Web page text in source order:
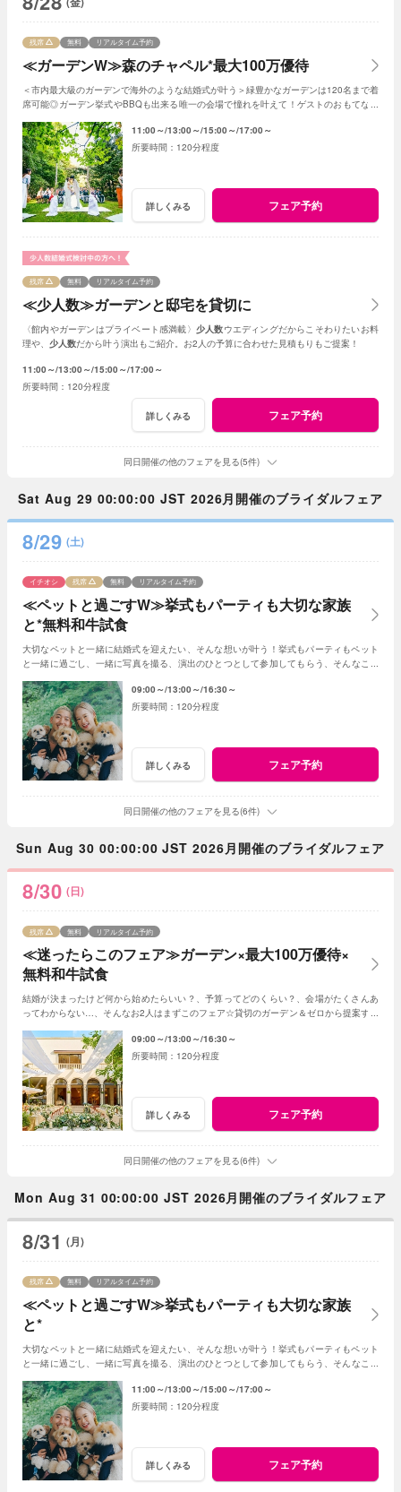
≪ガーデンW≫森のチャペル*最大100万優待
残席 無料 リアルタイム予約
＜市内最大級のガーデンで海外のような結婚式が叶う＞緑豊かなガーデンは120名まで着
席可能◎ガーデン挙式やBBQも出来る唯一の会場で憧れを叶えて！ゲストのおもてなし
11:00～ 13:00～ 15:00～ 17:00～
120分程度
詳しくみる フェア予約
≪少人数≫ガーデンと邸宅を貸切に
残席 無料 リアルタイム予約
〈館内やガーデンはプライベート感満載〉 少人数ウエディングだからこそわりたいお料
理や、 少人数だから叶う演出もご紹介。お2人の予算に合わせた見積もりもご提案！
11:00～ 13:00～ 15:00～ 17:00～
120分程度
詳しくみる フェア予約
同日開催の他のフェアを見る(5件)
Sat Aug 29 00:00:00 JST 2026月開催のブライダルフェア
8/29 (土)
≪ペットと過ごすW≫挙式もパーティも大切な家族
と*無料和牛試食
イチオシ 残席 無料 リアルタイム予約
大切なペットと一緒に結婚式を迎えたい、そんな想いが叶う！挙式もパーティもペット
と一緒に過ごし、一緒に写真を撮る、演出のひとつとして参加してもらう、そんなこと
09:00～ 13:00～ 16:30～
120分程度
詳しくみる フェア予約
同日開催の他のフェアを見る(6件)
Sun Aug 30 00:00:00 JST 2026月開催のブライダルフェア
8/30 (日)
≪迷ったらこのフェア≫ガーデン×最大100万優待×
無料和牛試食
残席 無料 リアルタイム予約
結婚が決まったけど何から始めたらいい？、予算ってどのくらい？、会場がたくさんあ
ってわからない…、そんなお2人はまずこのフェア☆貸切のガーデン＆ゼロから提案する
09:00～ 13:00～ 16:30～
120分程度
詳しくみる フェア予約
同日開催の他のフェアを見る(6件)
Mon Aug 31 00:00:00 JST 2026月開催のブライダルフェア
8/31 (月)
≪ペットと過ごすW≫挙式もパーティも大切な家族
と*
残席 無料 リアルタイム予約
大切なペットと一緒に結婚式を迎えたい、そんな想いが叶う！挙式もパーティもペット
と一緒に過ごし、一緒に写真を撮る、演出のひとつとして参加してもらう、そんなこと
11:00～ 13:00～ 15:00～ 17:00～
120分程度
詳しくみる フェア予約